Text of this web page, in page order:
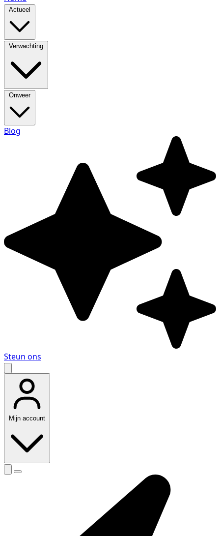
Actueel
Verwachting
Onweer
Blog
Steun ons
Mijn account